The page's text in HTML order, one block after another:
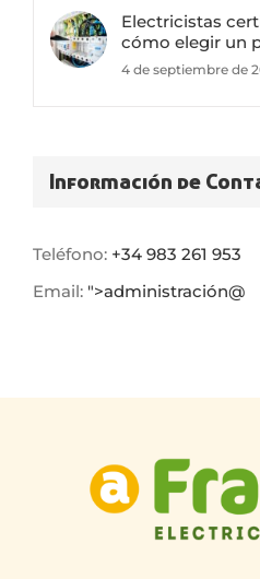
Electricistas
cómo elegir un
4 de septiembre de
Información de
Teléfono: +34 983 261 953
Email: ">administración@